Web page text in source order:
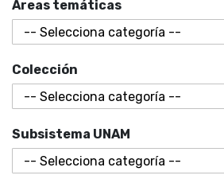
Áreas temáticas
Colección
Subsistema UNAM